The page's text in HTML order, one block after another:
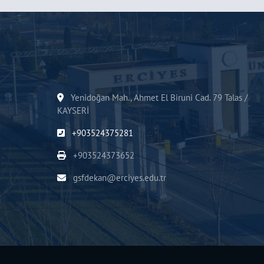
Yenidoğan Mah., Ahmet El Biruni Cad. 79 Talas /
KAYSERİ
+903524375281
+903524373652
gsfdekan@erciyes.edu.tr